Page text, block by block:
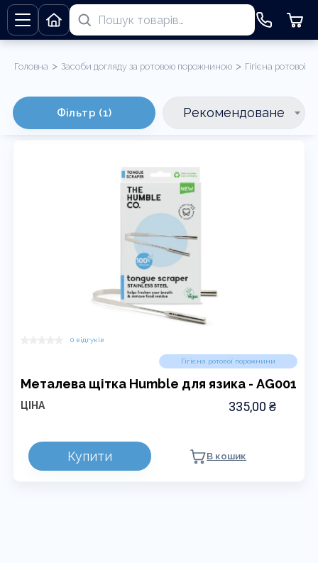
Головна > Засоби догляду за ротовою порожниною > Гігієна ротової
Фільтр (1) Рекомендоване
0 відгуків
Металева щітка Нumble для язика - AG001
Гігієна ротової порожнини
ЦІНА 335,00 ₴
Купити В кошик